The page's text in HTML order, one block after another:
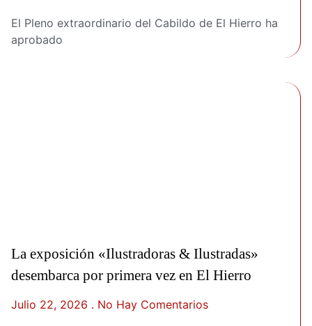
El Pleno extraordinario del Cabildo de El Hierro ha
aprobado
La exposición «Ilustradoras & Ilustradas»
desembarca por primera vez en El Hierro
Julio 22, 2026 No Hay Comentarios